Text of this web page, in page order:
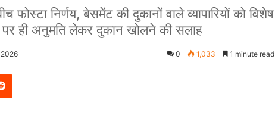
फोस्टा निर्णय, बेसमेंट की दुकानों वाले व्यापारियों को विशेष
ही अनुमति लेकर दुकान खोलने की सलाह
0 1,033 1 minute read
Reddit